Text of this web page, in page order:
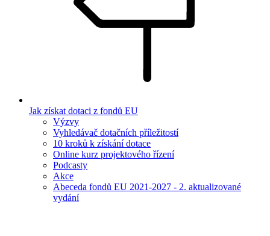
Jak získat dotaci z fondů EU
Výzvy
Vyhledávač dotačních příležitostí
10 kroků k získání dotace
Online kurz projektového řízení
Podcasty
Akce
Abeceda fondů EU 2021-2027 - 2. aktualizované
vydání